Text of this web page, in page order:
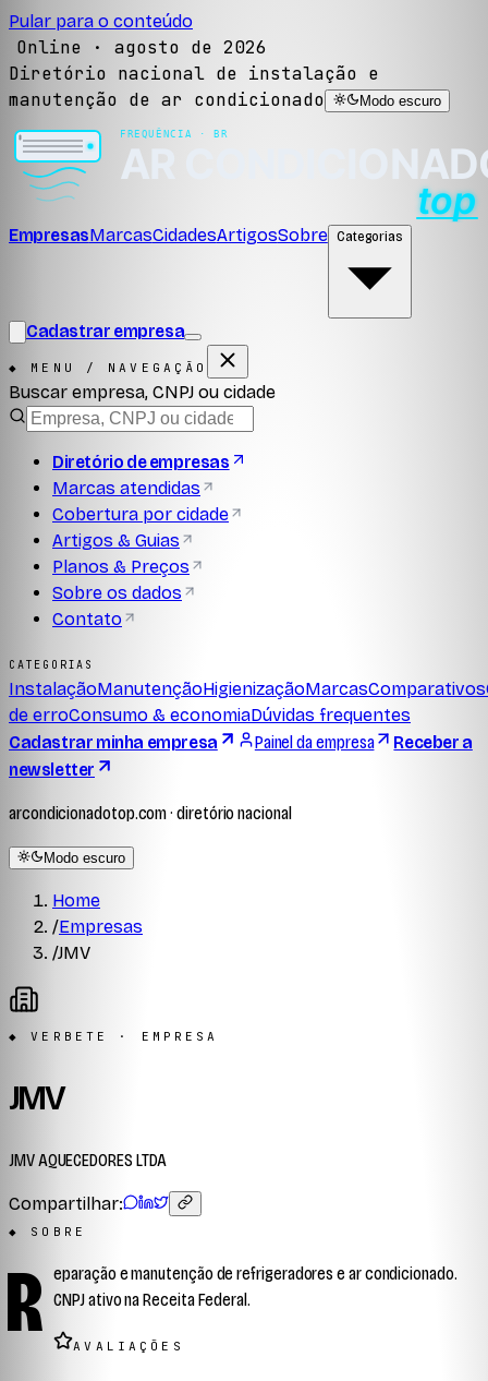
Pular para o conteúdo
Online · agosto de 2026
Diretório nacional de instalação e
manutenção de ar condicionado
Modo escuro
EmpresasMarcasCidadesArtigosSobre Categorias
Cadastrar empresa
◆ MENU / NAVEGAÇÃO
Buscar empresa, CNPJ ou cidade
Diretório de empresas
Marcas atendidas
Cobertura por cidade
Artigos & Guias
Planos & Preços
Sobre os dados
Contato
CATEGORIAS
InstalaçãoManutençãoHigienizaçãoMarcasComparativos
de erroConsumo & economiaDúvidas frequentes
Cadastrar minha empresa
Painel da empresa
Receber a
newsletter
arcondicionadotop.com · diretório nacional
Modo escuro
Home
/Empresas
/JMV
◆ VERBETE · EMPRESA
JMV
JMV AQUECEDORES LTDA
Compartilhar:
◆ SOBRE
R eparação e manutenção de refrigeradores e ar condicionado.
CNPJ ativo na Receita Federal.
AVALIAÇÕES